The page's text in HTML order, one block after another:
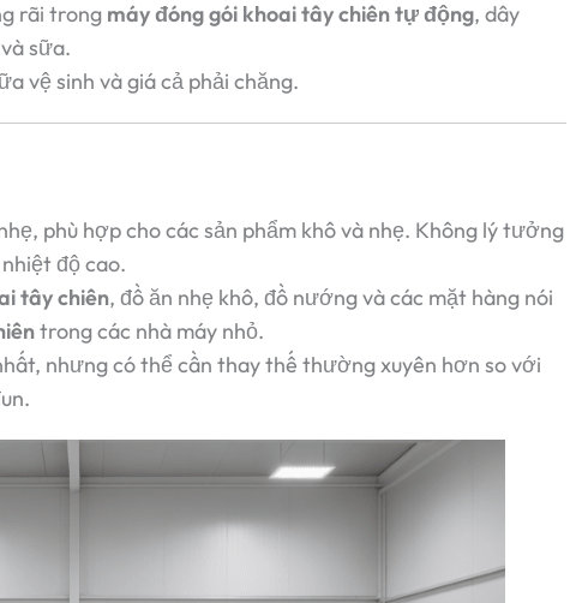
rãi trong máy đóng gói khoai tây chiên tự động, dây
sữa.
vệ sinh và giá cả phải chăng.
phù hợp cho các sản phẩm khô và nhẹ. Không lý tưởng
độ cao.
tây chiên, đồ ăn nhẹ khô, đồ nướng và các mặt hàng nói
trong các nhà máy nhỏ.
nhưng có thể cần thay thế thường xuyên hơn so với